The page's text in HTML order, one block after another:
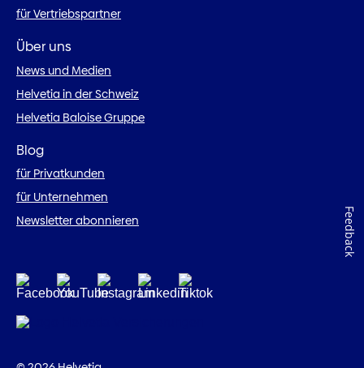
für Vertriebspartner
Über uns
News und Medien
Helvetia in der Schweiz
Helvetia Baloise Gruppe
Blog
für Privatkunden
für Unternehmen
Newsletter abonnieren
Feedback